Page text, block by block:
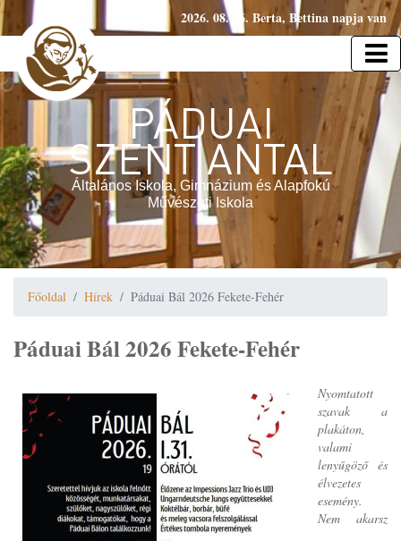
2026. 08. 06. Berta, Bettina napja van
PÁDUAI
SZENT ANTAL
Általános Iskola, Gimnázium és Alapfokú
Művészeti Iskola
Főoldal Hírek Páduai Bál 2026 Fekete-Fehér
Páduai Bál 2026 Fekete-Fehér
Nyomtatott
szavak a
plakáton,
valami
lenyűgöző és
élvezetes
esemény.
Nem akarsz